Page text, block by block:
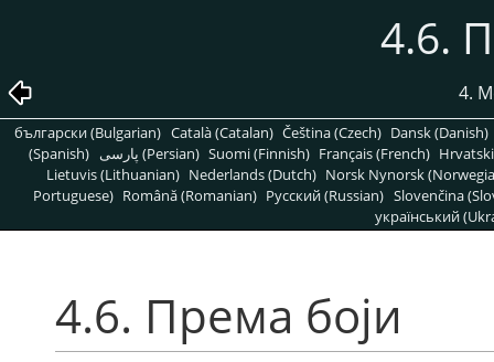
4.6.
4.
български (Bulgarian) Català (Catalan) Čeština (Czech) Dansk (Danish)
(Spanish)
پارسی (Persian) Suomi (Finnish) Français (French)
Lietuvis (Lithuanian) Nederlands (Dutch) Norsk Nynorsk
Portuguese) Română (Romanian) Pусский (Russian) Slovenčina
український
4.6. Према боји